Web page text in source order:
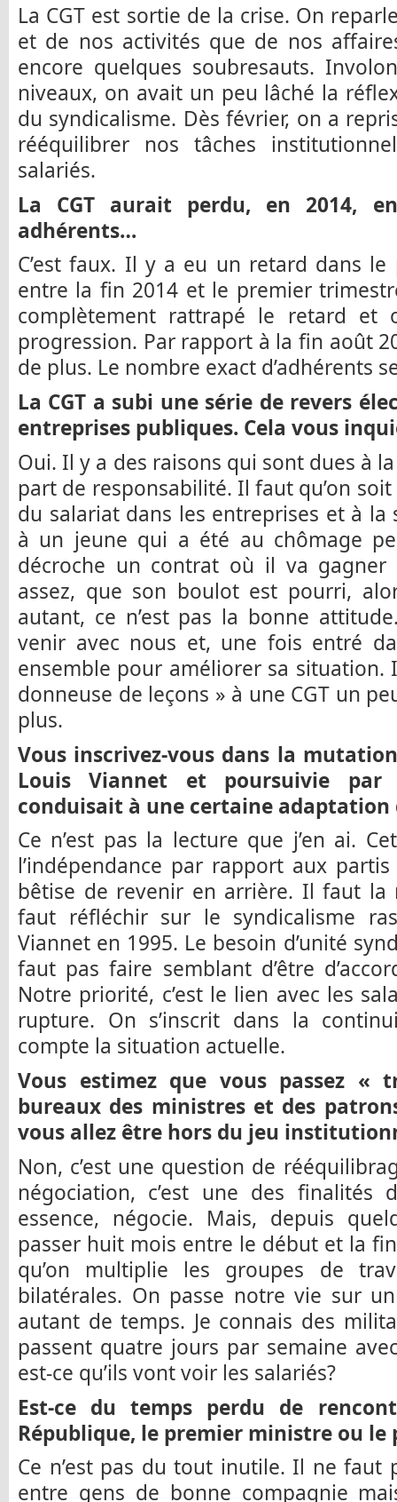
La CGT est sortie de la crise. On
et de nos activités que de nos
encore quelques soubresauts.
niveaux, on avait un peu lâché la
du syndicalisme. Dès février, on a
rééquilibrer nos tâches
salariés.
La CGT aurait perdu, en 2014,
adhérents…
C’est faux. Il y a eu un retard dans
entre la fin 2014 et le premier
complètement rattrapé le retard et
progression. Par rapport à la fin août
de plus. Le nombre exact d’adhérents
La CGT a subi une série de revers
entreprises publiques. Cela vous
Oui. Il y a des raisons qui sont dues à
part de responsabilité. Il faut qu’on
du salariat dans les entreprises et à
à un jeune qui a été au chômage
décroche un contrat où il va gagner
assez, que son boulot est pourri,
autant, ce n’est pas la bonne
venir avec nous et, une fois entré
ensemble pour améliorer sa situation.
donneuse de leçons » à une CGT un
plus.
Vous inscrivez-vous dans la
Louis Viannet et poursuivie par
conduisait à une certaine adaptation
Ce n’est pas la lecture que j’en ai.
l’indépendance par rapport aux
bêtise de revenir en arrière. Il faut
faut réfléchir sur le syndicalisme
Viannet en 1995. Le besoin d’unité
faut pas faire semblant d’être
Notre priorité, c’est le lien avec les
rupture. On s’inscrit dans la
compte la situation actuelle.
Vous estimez que vous passez «
bureaux des ministres et des
vous allez être hors du jeu
Non, c’est une question de
négociation, c’est une des finalités
essence, négocie. Mais, depuis
passer huit mois entre le début et la
qu’on multiplie les groupes de
bilatérales. On passe notre vie sur
autant de temps. Je connais des
passent quatre jours par semaine
est-ce qu’ils vont voir les salariés?
Est-ce du temps perdu de
République, le premier ministre ou le
Ce n’est pas du tout inutile. Il ne faut
entre gens de bonne compagnie